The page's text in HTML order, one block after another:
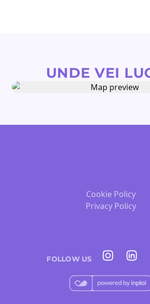
UNDE VEI
Cookie Policy
Privacy Policy
FOLLOW US